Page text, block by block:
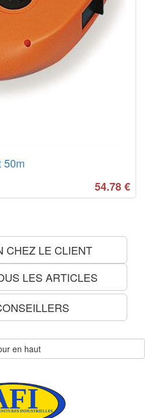
50m
54.78€
CHEZ LE CLIENT
LES ARTICLES
en haut